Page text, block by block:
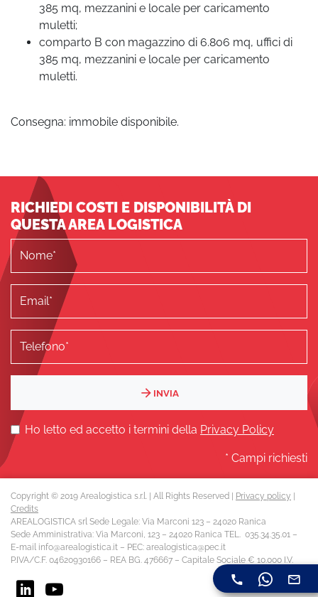
385 mq, mezzanini e locale per caricamento
muletti;
comparto B con magazzino di 6.806 mq, uffici di
385 mq, mezzanini e locale per caricamento
muletti.
Consegna: immobile disponibile.
RICHIEDI COSTI E DISPONIBILITÀ DI
QUESTA AREA LOGISTICA
INVIA
Ho letto ed accetto i termini della Privacy Policy
* Campi richiesti
Copyright © 2019 Arealogistica s.r.l. | All Rights Reserved | Privacy policy
Credits
AREALOGISTICA srl Sede Legale: Via Marconi 123 – 24020 Ranica
Sede Amministrativa: Via Marconi, 123 – 24020 Ranica TEL. 035.34.35.01 –
E-mail info@arealogistica.it – PEC: arealogistica@pec.it
P.IVA/C.F. 04620930166 – REA BG. 476667 – Capitale Sociale € 10.000 I.V.